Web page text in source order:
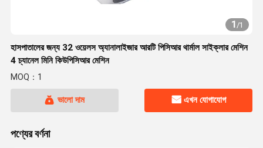
1/1
হাসপাতালের জন্য 32 ওয়েলস অ্যানালাইজার আরটি পিসিআর থার্মাল সাইক্লার মেশিন
4 চ্যানেল মিনি কিউপিসিআর মেশিন
MOQ：1
ভালো দাম এখন যোগাযোগ
পণ্যের বর্ণনা